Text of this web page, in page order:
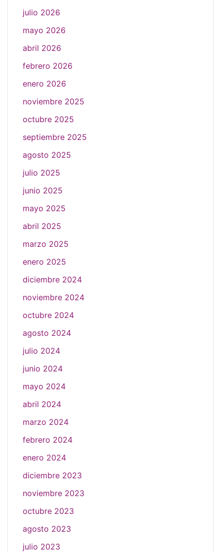
julio 2026
mayo 2026
abril 2026
febrero 2026
enero 2026
noviembre 2025
octubre 2025
septiembre 2025
agosto 2025
julio 2025
junio 2025
mayo 2025
abril 2025
marzo 2025
enero 2025
diciembre 2024
noviembre 2024
octubre 2024
agosto 2024
julio 2024
junio 2024
mayo 2024
abril 2024
marzo 2024
febrero 2024
enero 2024
diciembre 2023
noviembre 2023
octubre 2023
agosto 2023
julio 2023